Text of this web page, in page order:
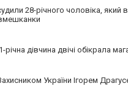
28-річного чоловіка, який
річна дівчина двічі обікрала
України Ігорем